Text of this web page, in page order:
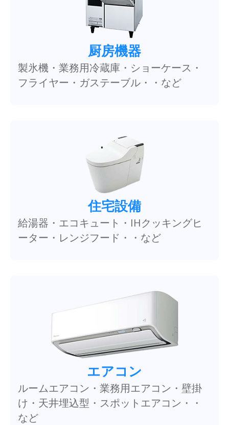
厨房機器
製氷機・業務用冷蔵庫・ショーケース・
フライヤー・ガステーブル・・など
住宅設備
給湯器・エコキュート・IHクッキングヒ
ーター・レンジフード・・など
エアコン
ルームエアコン・業務用エアコン・壁掛
け・天井埋込型・スポットエアコン・・
など